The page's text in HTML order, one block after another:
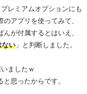
レミアムオプションにも
アプリを使ってみて、
が付属するとはいえ、
ない 」と判断しました。
ましたｗ
思ったからです。